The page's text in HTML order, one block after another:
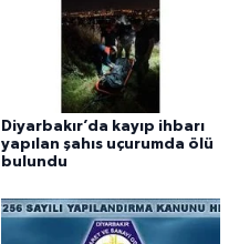
Diyarbakır’da kayıp ihbarı
yapılan şahıs uçurumda ölü
bulundu